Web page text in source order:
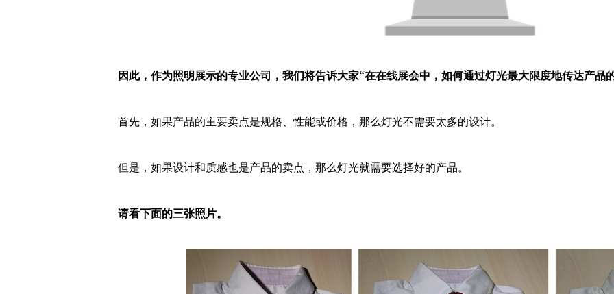
因此，作为照明展示的专业公司，我们将告诉大家“在在线展会中，如何通过灯光最大限度地传达产品
首先，如果产品的主要卖点是规格、性能或价格，那么灯光不需要太多的设计。
但是，如果设计和质感也是产品的卖点，那么灯光就需要选择好的产品。
请看下面的三张照片。